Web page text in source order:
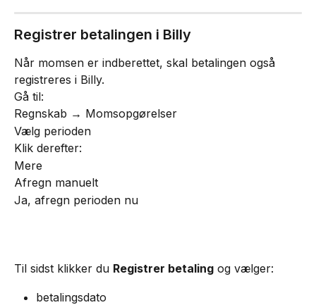
Registrer betalingen i Billy
Når momsen er indberettet, skal betalingen også
registreres i Billy.
Gå til:
Regnskab → Momsopgørelser
Vælg perioden
Klik derefter:
Mere
Afregn manuelt
Ja, afregn perioden nu
Til sidst klikker du Registrer betaling og vælger:
betalingsdato